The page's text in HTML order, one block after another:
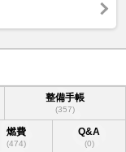
整備手帳
(357)
燃費
(474)
Q&A
(0)